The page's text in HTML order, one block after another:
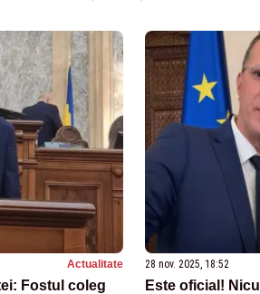
Actualitate
Fostul coleg
28 nov. 2025, 18:52
Este oficial!